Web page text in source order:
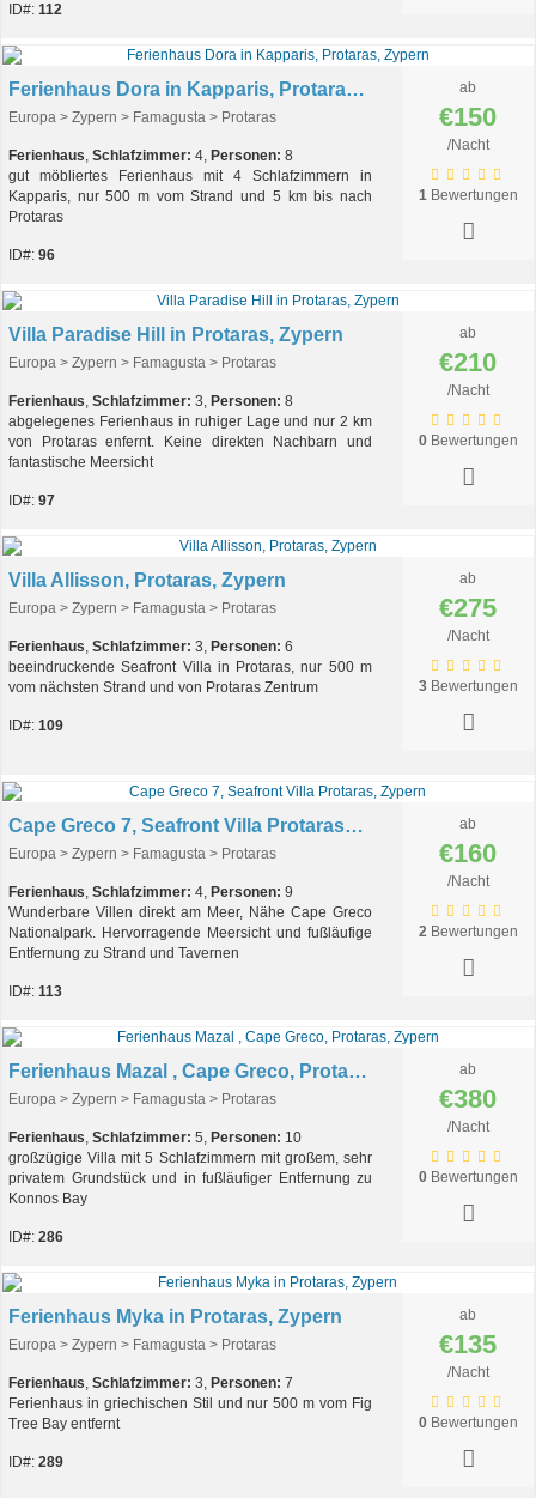
ID#: 112
Ferienhaus Dora in Kapparis, Protaras, Zypern
Europa > Zypern > Famagusta > Protaras
Ferienhaus, Schlafzimmer: 4, Personen: 8
gut möbliertes Ferienhaus mit 4 Schlafzimmern in
Kapparis, nur 500 m vom Strand und 5 km bis nach
Protaras
ID#: 96
ab
€150
/Nacht
1Bewertungen
Villa Paradise Hill in Protaras, Zypern
Europa > Zypern > Famagusta > Protaras
Ferienhaus, Schlafzimmer: 3, Personen: 8
abgelegenes Ferienhaus in ruhiger Lage und nur 2 km
von Protaras enfernt. Keine direkten Nachbarn und
fantastische Meersicht
ID#: 97
ab
€210
/Nacht
0Bewertungen
Villa Allisson, Protaras, Zypern
Europa > Zypern > Famagusta > Protaras
Ferienhaus, Schlafzimmer: 3, Personen: 6
beeindruckende Seafront Villa in Protaras, nur 500 m
vom nächsten Strand und von Protaras Zentrum
ID#: 109
ab
€275
/Nacht
3Bewertungen
Cape Greco 7, Seafront Villa Protaras, Zypern
Europa > Zypern > Famagusta > Protaras
Ferienhaus, Schlafzimmer: 4, Personen: 9
Wunderbare Villen direkt am Meer, Nähe Cape Greco
Nationalpark. Hervorragende Meersicht und fußläufige
Entfernung zu Strand und Tavernen
ID#: 113
ab
€160
/Nacht
2Bewertungen
Ferienhaus Mazal , Cape Greco, Protaras, Zypern
Europa > Zypern > Famagusta > Protaras
Ferienhaus, Schlafzimmer: 5, Personen: 10
großzügige Villa mit 5 Schlafzimmern mit großem, sehr
privatem Grundstück und in fußläufiger Entfernung zu
Konnos Bay
ID#: 286
ab
€380
/Nacht
0Bewertungen
Ferienhaus Myka in Protaras, Zypern
Europa > Zypern > Famagusta > Protaras
Ferienhaus, Schlafzimmer: 3, Personen: 7
Ferienhaus in griechischen Stil und nur 500 m vom Fig
Tree Bay entfernt
ID#: 289
ab
€135
/Nacht
0Bewertungen